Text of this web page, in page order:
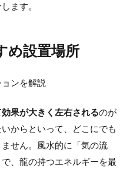
ます。
め設置場所
ンを解説
果が大きく左右されるのが
からといって、どこにでも
せん。風水的に「気の流
、龍の持つエネルギーを最